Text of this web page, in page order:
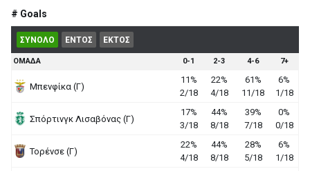
# Goals
ΣΥΝΟΛΟ ΕΝΤΟΣ ΕΚΤΟΣ
ΟΜΑΔΑ 0-1 2-3 4-6 7+
Μπενφίκα (Γ)
11%
2/18
22%
4/18
61%
11/18
6%
1/18
Σπόρτινγκ Λισαβόνας (Γ)
17%
3/18
44%
8/18
39%
7/18
0%
0/18
Τορένσε (Γ)
22%
4/18
44%
8/18
28%
5/18
6%
1/18